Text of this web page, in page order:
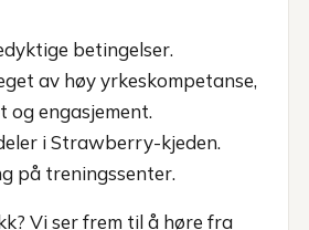
betingelser.
av høy yrkeskompetanse,
og engasjement.
i Strawberry-kjeden.
på treningssenter.
Vi ser frem til å høre fra